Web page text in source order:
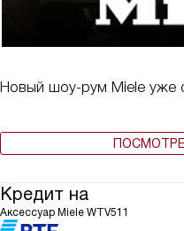
Новый шоу-рум Miele уже
Кредит на
Аксессуар Miele WTV511